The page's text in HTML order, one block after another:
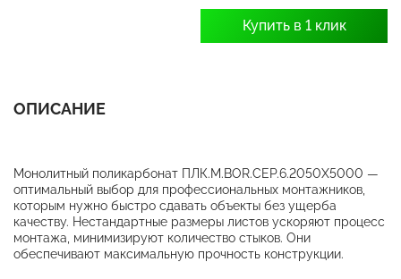
Купить в 1 клик
ОПИСАНИЕ
Монолитный поликарбонат ПЛК.М.BOR.СЕР.6.2050X5000 —
оптимальный выбор для профессиональных монтажников,
которым нужно быстро сдавать объекты без ущерба
качеству. Нестандартные размеры листов ускоряют процесс
монтажа, минимизируют количество стыков. Они
обеспечивают максимальную прочность конструкции.